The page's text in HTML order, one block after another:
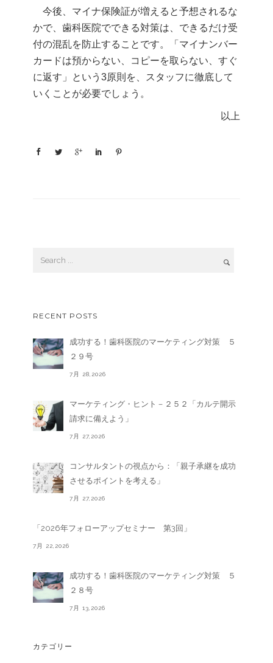
今後、マイナ保険証が増えると予想されるな
かで、歯科医院でできる対策は、できるだけ受
付の混乱を防止することです。「マイナンバー
カードは預からない、コピーを取らない、すぐ
に返す」という3原則を、スタッフに徹底して
いくことが必要でしょう。
以上
RECENT POSTS
成功する！歯科医院のマーケティング対策 ５
２９号
7月 28,2026
マーケティング・ヒント－２５２「カルテ開示
請求に備えよう」
7月 27,2026
コンサルタントの視点から：「親子承継を成功
させるポイントを考える」
7月 27,2026
「2026年フォローアップセミナー 第3回」
7月 22,2026
成功する！歯科医院のマーケティング対策 ５
２８号
7月 13,2026
カテゴリー